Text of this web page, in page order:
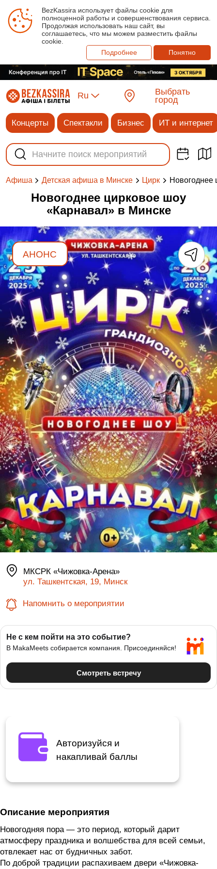
BezKassira использует файлы cookie для
полноценной работы и совершенствования сервиса.
Продолжая использовать наш сайт, вы
соглашаетесь, что мы можем разместить файлы
cookie.
Подробнее
Понятно
Ru
Выбрать
город
Концерты Спектакли Бизнес ИТ и интернет
Афиша Детская афиша в Минске Цирк Новогоднее
Новогоднее цирковое шоу
«Карнавал» в Минске
АНОНС
МКСРК «Чижовка-Арена»
ул. Ташкентская, 19, Минск
Напомнить о мероприятии
Авторизуйся и
накапливай баллы
Описание мероприятия
Новогодняя пора — это период, который дарит
атмосферу праздника и волшебства для всей семьи,
отвлекает нас от будничных забот.
По доброй традиции распахиваем двери «Чижовка-